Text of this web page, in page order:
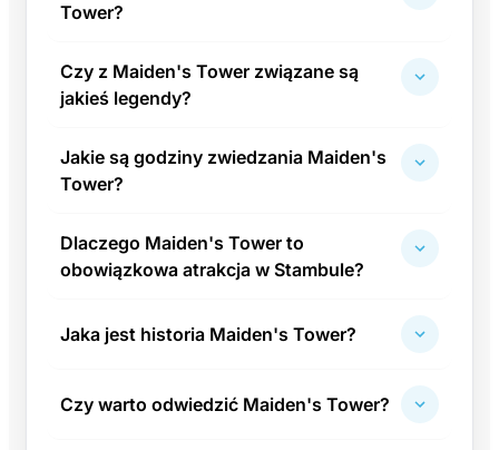
Tower?
Czy z Maiden's Tower związane są
jakieś legendy?
Jakie są godziny zwiedzania Maiden's
Tower?
Dlaczego Maiden's Tower to
obowiązkowa atrakcja w Stambule?
Jaka jest historia Maiden's Tower?
Czy warto odwiedzić Maiden's Tower?